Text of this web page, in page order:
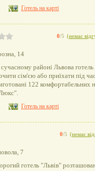
Готель на карті
0/5 (немає
14
районі Львова
сім'єю або приїхати під
122 комфортабельних
Готель на карті
0/5 (немає
7
готель "Львів"